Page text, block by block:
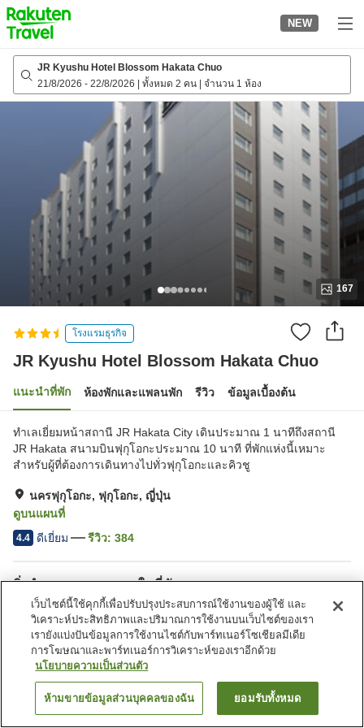
to
top
page
NEW
JR Kyushu Hotel Blossom Hakata Chuo
21/8/2026 - 22/8/2026 ทั้งหมด 2 คน จำนวน 1 ห้อง
167
โรงแรมธุรกิจ
JR Kyushu Hotel Blossom Hakata Chuo
แนะนำที่พัก ห้องพักและแพลนพัก รีวิว ข้อมูลเบื้องต้น
ทำเลเยี่ยมหน้าสถานี JR Hakata City เดินประมาณ 1 นาทีถึงสถานี
JR Hakata สนามบินฟุกุโอกะประมาณ 10 นาที ที่พักแห่งนี้เหมาะ
สำหรับผู้ที่ต้องการเดินทางไปทั่วฟุกุโอกะและคิวชู
นครฟุกุโอกะ, ฟุกุโอกะ, ญี่ปุ่น
ดูบนแผนที่
4.4 ดีเยี่ยม รีวิว: 384
สิ่งอำนวยความสะดวกในที่พัก
สปา/บิวตี้ซาลอน
ร้านอาหาร
ตู้จำหน่ายอัตโนมัติ
บริการซักผ้า (มีค่าบริการ)
หน้าแรก ญี่ปุ่น ฟุกุโอกะ
JR Kyushu Hotel Blossom Hakata Chuo
ค้นหาห้องพัก
เว็บไซต์นี้ใช้คุกกี้เพื่อปรับปรุงประสบการณ์ใช้งานของผู้ใช้ และ
วิเคราะห์ประสิทธิภาพและปริมาณการใช้งานบนเว็บไซต์ของเรา
เรายังแบ่งปันข้อมูลการใช้งานไซต์กับพาร์ทเนอร์โซเชียลมีเดีย
การโฆษณาและพาร์ทเนอร์การวิเคราะห์ของเราอีกด้วย
นโยบายความเป็นส่วนตัว
ห้ามขายข้อมูลส่วนบุคคลของฉัน ยอมรับทั้งหมด